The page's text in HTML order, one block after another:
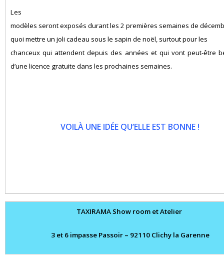
Les
modèles seront exposés durant les 2 premières semaines de
quoi mettre un joli cadeau sous le sapin de noël, surtout pour les
chanceux qui attendent depuis des années et qui vont peut-être
d’une licence gratuite dans les prochaines semaines.
VOILÀ UNE IDÉE QU’ELLE EST BONNE !
TAXIRAMA Show room et Atelier
3 et 6 impasse Passoir – 92110 Clichy la Garenne